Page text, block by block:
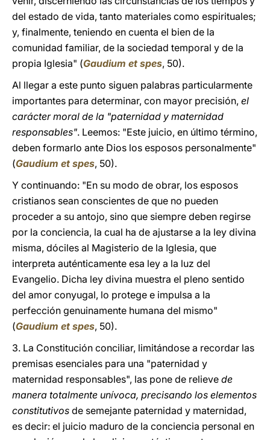
del estado de vida, tanto materiales como espirituales;
y, finalmente, teniendo en cuenta el bien de la
comunidad familiar, de la sociedad temporal y de la
propia Iglesia" (Gaudium et spes, 50).
Al llegar a este punto siguen palabras particularmente
importantes para determinar, con mayor precisión, el
carácter moral de la "paternidad y maternidad
responsables". Leemos: "Este juicio, en último término,
deben formarlo ante Dios los esposos personalmente"
(Gaudium et spes, 50).
Y continuando: "En su modo de obrar, los esposos
cristianos sean conscientes de que no pueden
proceder a su antojo, sino que siempre deben regirse
por la conciencia, la cual ha de ajustarse a la ley divina
misma, dóciles al Magisterio de la Iglesia, que
interpreta auténticamente esa ley a la luz del
Evangelio. Dicha ley divina muestra el pleno sentido
del amor conyugal, lo protege e impulsa a la
perfección genuinamente humana del mismo"
(Gaudium et spes, 50).
3. La Constitución conciliar, limitándose a recordar las
premisas esenciales para una "paternidad y
maternidad responsables", las pone de relieve de
manera totalmente unívoca, precisando los elementos
constitutivos de semejante paternidad y maternidad,
es decir: el juicio maduro de la conciencia personal en